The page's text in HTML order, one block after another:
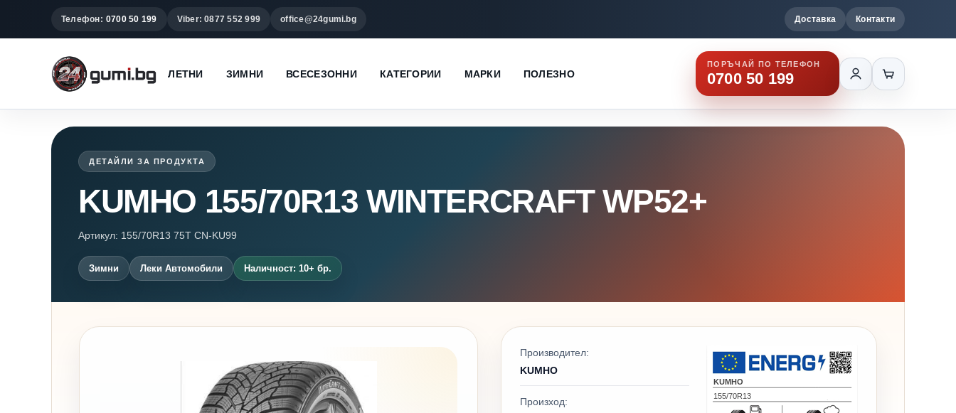
Телефон: 0700 50 199 Viber: 0877 552 999 office@24gumi.bg Доставка Контакти
ЛЕТНИ ЗИМНИ ВСЕСЕЗОННИ КАТЕГОРИИ МАРКИ ПОЛЕЗНО
ПОРЪЧАЙ ПО ТЕЛЕФОН
0700 50 199
ДЕТАЙЛИ ЗА ПРОДУКТА
KUMHO 155/70R13 WINTERCRAFT WP52+
Артикул: 155/70R13 75T CN-KU99
Зимни Леки Автомобили Наличност: 10+ бр.
Производител:
KUMHO
Произход:
KUMHO
155/70R13